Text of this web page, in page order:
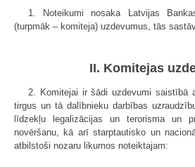
1. Noteikumi nosaka Latvijas
(turpmāk – komiteja) uzdevumus, tās
II. Komitejas
2. Komitejai ir šādi uzdevumi saistībā
tirgus un tā dalībnieku darbības
līdzekļu legalizācijas un terorisma un
novēršanu, kā arī starptautisko un
atbilstoši nozaru likumos noteiktajam: